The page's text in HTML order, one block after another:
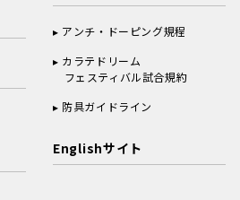
アンチ・ドーピング規程
カラテドリーム
フェスティバル試合規約
防具ガイドライン
Englishサイト